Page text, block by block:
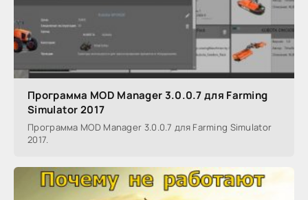
Программа MOD Manager 3.0.0.7 для Farming
Simulator 2017
Программа MOD Manager 3.0.0.7 для Farming Simulator
2017.